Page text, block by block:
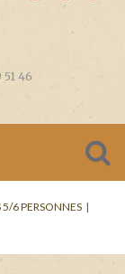
51 46
6 PERSONNES |